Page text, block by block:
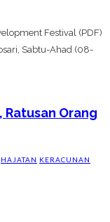
Festival (PDF)
Sabtu-Ahad (08-
Orang
HAJATAN KERACUNAN